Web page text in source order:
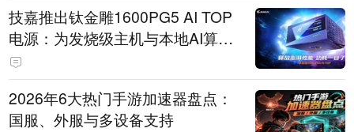
技嘉推出钛金雕1600PG5 AI TOP
电源：为发烧级主机与本地AI算力
打造旗舰供电方案
2026年6大热门手游加速器盘点：
国服、外服与多设备支持